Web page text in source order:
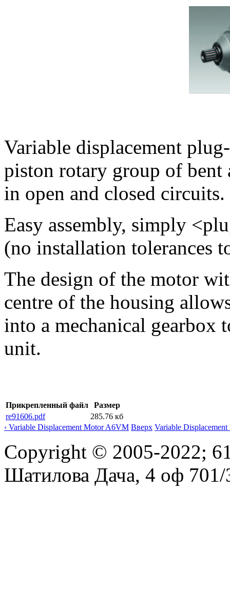
Variable displacement
piston rotary group of
in open and closed circuits.
Easy assembly, simply
(no installation tolerances
The design of the motor
centre of the housing
into a mechanical gearbox
unit.
Прикрепленный файл
Размер
re91606.pdf
285.76 кб
‹ Variable Displacement Motor A6VM Вверх Variable
Copyright © 2005-2022;
Шатилова Дача, 4 оф 701/